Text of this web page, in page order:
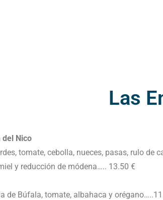
Las
del Nico
tomate, cebolla, nueces, pasas, rulo de
y reducción de módena….. 13.50 €
de Búfala, tomate, albahaca y